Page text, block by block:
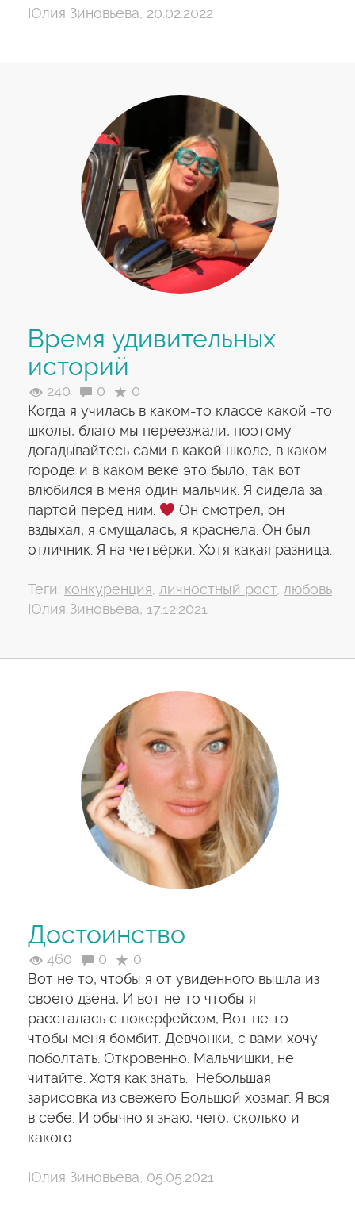
Юлия Зиновьева, 20.02.2022
Время удивительных
историй
240 0
0
Когда я училась в каком-то классе какой -то
школы, благо мы переезжали, поэтому
догадывайтесь сами в какой школе, в каком
городе и в каком веке это было, так вот
влюбился в меня один мальчик. Я сидела за
партой перед ним.
Он смотрел, он
вздыхал, я смущалась, я краснела. Он был
отличник. Я на четвёрки. Хотя какая разница.
Теги: конкуренция, личностный рост, любовь
Юлия Зиновьева, 17.12.2021
Достоинство
460 0
0
Вот не то, чтобы я от увиденного вышла из
своего дзена, И вот не то чтобы я
рассталась с покерфейсом, Вот не то
чтобы меня бомбит. Девчонки, с вами хочу
поболтать. Откровенно. Мальчишки, не
читайте. Хотя как знать. Небольшая
зарисовка из свежего Большой хозмаг. Я вся
в себе. И обычно я знаю, чего, сколько и
какого…
Юлия Зиновьева, 05.05.2021